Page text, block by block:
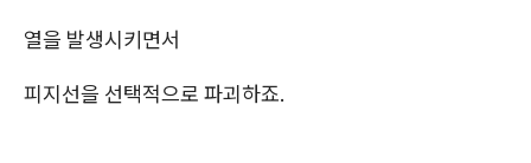
열을 발생시키면서
피지선을 선택적으로 파괴하죠.